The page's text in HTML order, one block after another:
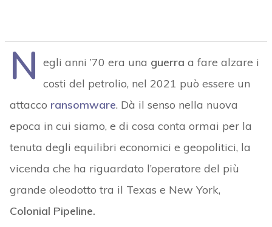
N egli anni ’70 era una guerra a fare alzare i
costi del petrolio, nel 2021 può essere un
attacco ransomware. Dà il senso nella nuova
epoca in cui siamo, e di cosa conta ormai per la
tenuta degli equilibri economici e geopolitici, la
vicenda che ha riguardato l’operatore del più
grande oleodotto tra il Texas e New York,
Colonial Pipeline.